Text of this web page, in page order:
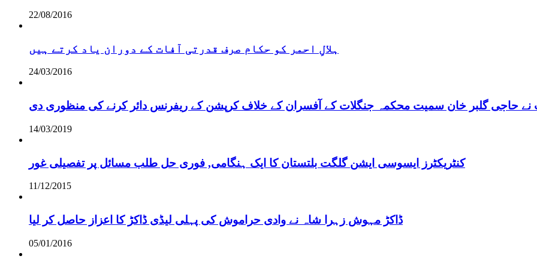
22/08/2016
ہلالِ احمر کو حکام صرف قدرتی آفات کے دوران یاد کرتے ہیں
24/03/2016
نے حاجی گلبر خان سمیت محکمہ جنگلات کے آفسران کے خلاف کرپشن کے ریفرنس دائر کرنے کی منظوری دی
14/03/2019
کنٹریکٹرز ایسوسی ایشن گلگت بلتستان کا ایک ہنگامی, فوری حل طلب مسائل پر تفصیلی غور
11/12/2015
ڈاکڑ مہوش زہرا شاہ نے وادی حراموش کی پہلی لیڈی ڈاکڑ کا اعزاز حاصل کر لیا
05/01/2016